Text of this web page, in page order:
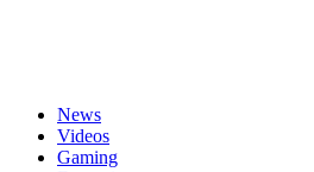
News
Videos
Gaming